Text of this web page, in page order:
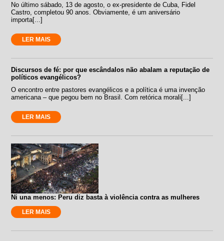
No último sábado, 13 de agosto, o ex-presidente de Cuba, Fidel
Castro, completou 90 anos. Obviamente, é um aniversário
importa[...]
LER MAIS
Discursos de fé: por que escândalos não abalam a reputação de
políticos evangélicos?
O encontro entre pastores evangélicos e a política é uma invenção
americana – que pegou bem no Brasil. Com retórica morali[...]
LER MAIS
Ni una menos: Peru diz basta à violência contra as mulheres
LER MAIS